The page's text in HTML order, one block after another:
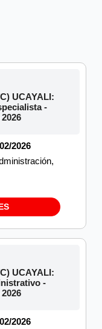
UCAYALI:
-
2026
UCAYALI:
-
2026